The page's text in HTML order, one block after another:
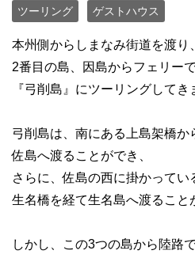
ツーリング ゲストハウス
本州側からしまなみ街道を渡り、
2番目の島、因島からフェリーで
『弓削島』にツーリングしてき
弓削島は、南にある上島架橋か
佐島へ渡ることができ、
さらに、佐島の西に掛かってい
生名橋を経て生名島へ渡ること
しかし、この3つの島から陸路